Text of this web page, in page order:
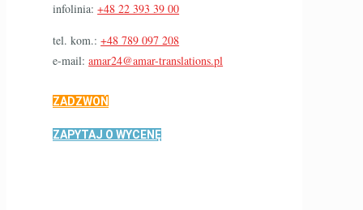
infolinia:+48 22 393 39 00
tel. kom.:+48 789 097 208
e-mail:amar24@amar-translations.pl
ZADZWOŃ
ZAPYTAJ O WYCENĘ